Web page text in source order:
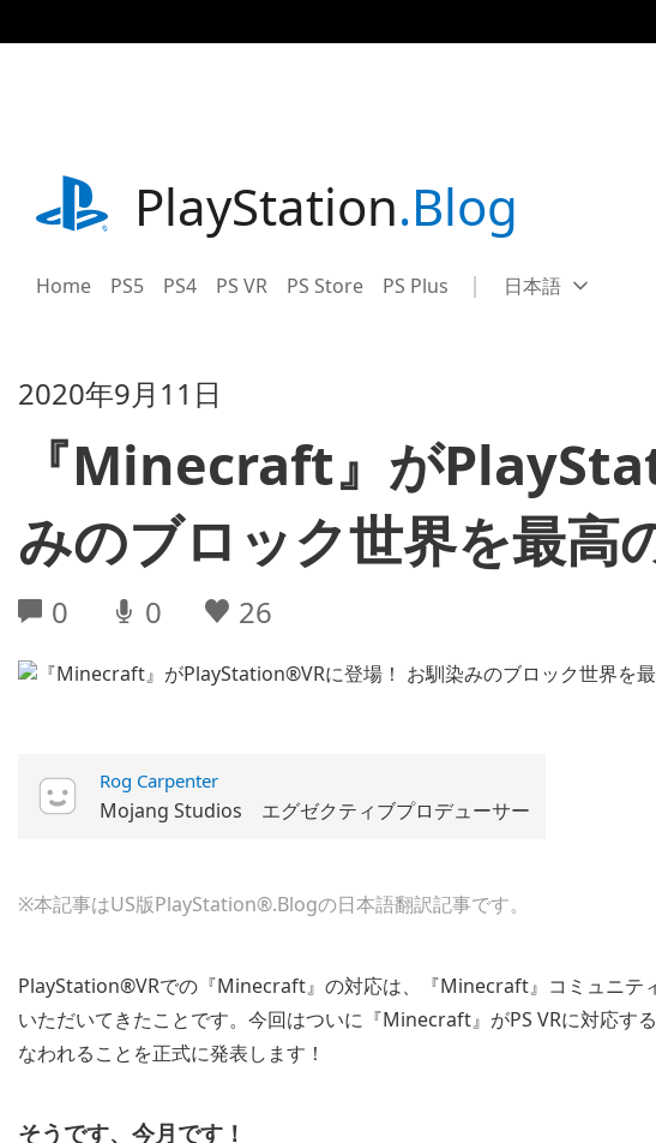
事
playstation.comPlayStation.Blog
Home PS5 PS4 PS VR PS Store PS Plus Select
Current
日本語
2020年9月11日
『Minecraft』が
みのブロック世界を最高
0 0 26
Rog Carpenter
Mojang Studios エグゼクティブプロデューサー
※本記事はUS版PlayStation®.Blogの日本語翻訳記事です。
PlayStation®VRでの『Minecraft』の対応は、『Minecraft』コミュニテ
いただいてきたことです。今回はついに『Minecraft』がPS VRに対応す
なわれることを正式に発表します！
そうです、今月です！